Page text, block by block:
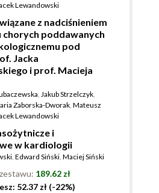
Lewandowski
z nadciśnieniem
chorych poddawanych
pod
Jacka
i prof. Macieja
, Jakub Strzelczyk,
Zaborska-Dworak, Mateusz
Lewandowski
i
w kardiologii
, Edward Siński, Maciej Siński
189.62 zł
52.37 zł (-22%)